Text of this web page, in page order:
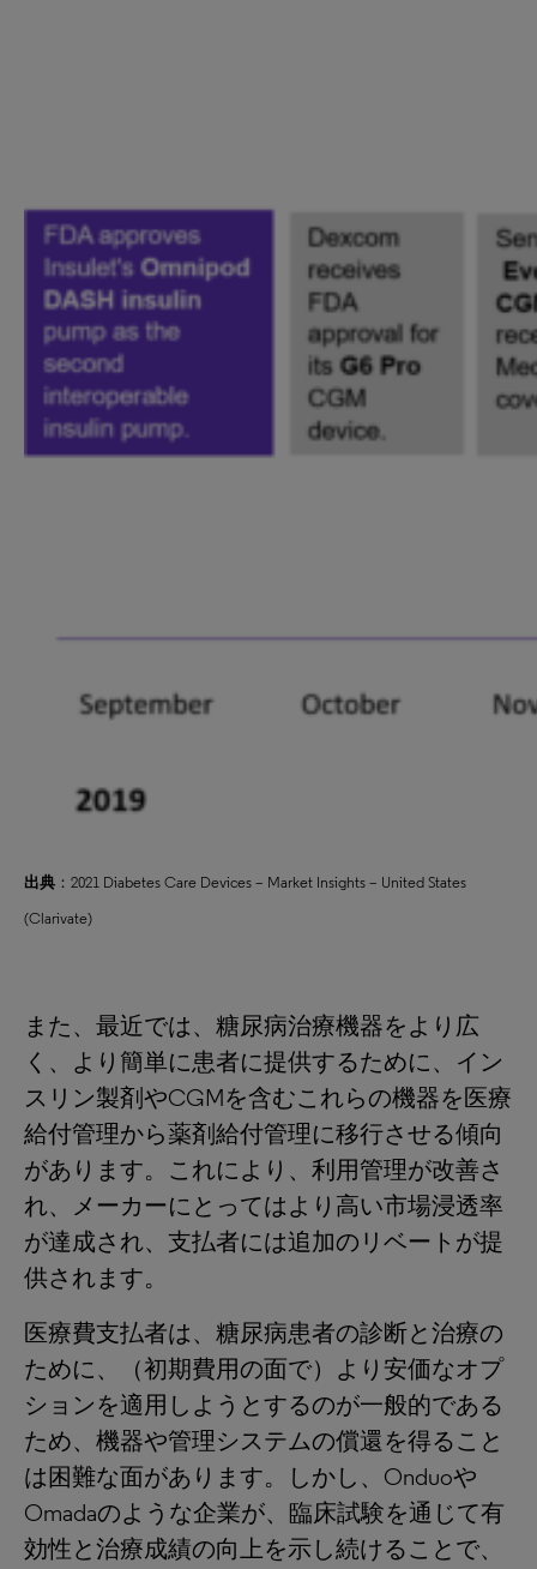
出典 ：2021 Diabetes Care Devices – Market Insights – United States
(Clarivate)
また、最近では、糖尿病治療機器をより広
く、より簡単に患者に提供するために、イン
スリン製剤やCGMを含むこれらの機器を医療
給付管理から薬剤給付管理に移行させる傾向
があります。これにより、利用管理が改善さ
れ、メーカーにとってはより高い市場浸透率
が達成され、支払者には追加のリベートが提
供されます。
医療費支払者は、糖尿病患者の診断と治療の
ために、（初期費用の面で）より安価なオプ
ションを適用しようとするのが一般的である
ため、機器や管理システムの償還を得ること
は困難な面があります。しかし、Onduoや
Omadaのような企業が、臨床試験を通じて有
効性と治療成績の向上を示し続けることで、